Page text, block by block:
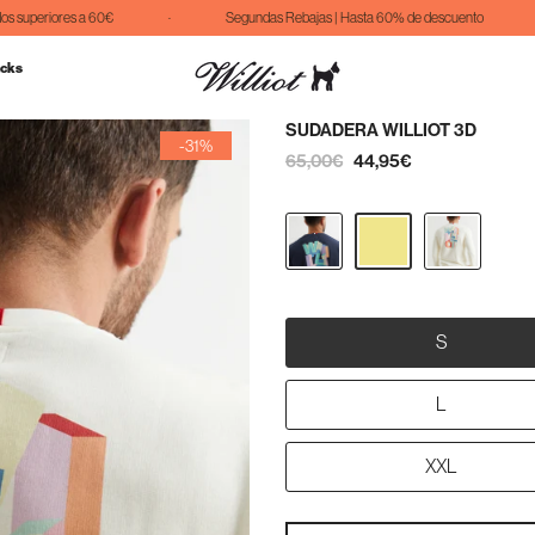
a 60€ Segundas Rebajas | Hasta 60% de descuento
-31%
SUDADERA WILLIOT 3D
65,00€ 44,95€
S
L
XXL